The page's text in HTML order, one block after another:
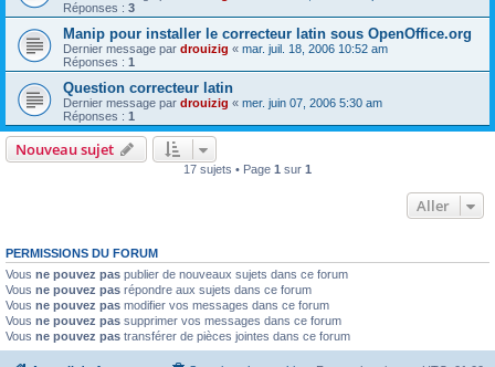
Réponses : 3
Manip pour installer le correcteur latin sous OpenOffice.org
Dernier message par drouizig « mar. juil. 18, 2006 10:52 am
Réponses : 1
Question correcteur latin
Dernier message par drouizig « mer. juin 07, 2006 5:30 am
Réponses : 1
Nouveau sujet
17 sujets • Page 1 sur 1
Aller
PERMISSIONS DU FORUM
Vous ne pouvez pas publier de nouveaux sujets dans ce forum
Vous ne pouvez pas répondre aux sujets dans ce forum
Vous ne pouvez pas modifier vos messages dans ce forum
Vous ne pouvez pas supprimer vos messages dans ce forum
Vous ne pouvez pas transférer de pièces jointes dans ce forum